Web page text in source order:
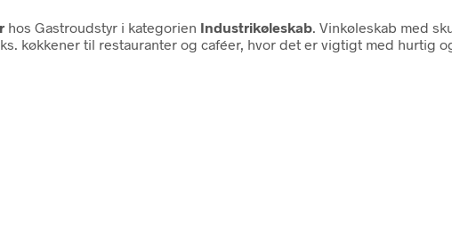
hos Gastroudstyr i kategorien Industrikøleskab . Vinkøleskab med
køkkener til restauranter og caféer, hvor det er vigtigt med hurtig